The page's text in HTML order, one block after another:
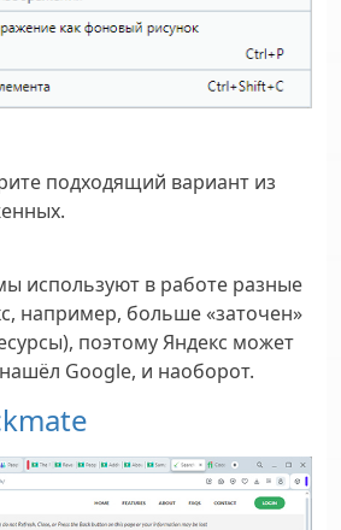
подходящий вариант из
используют в работе разные
например, больше «заточен»
поэтому Яндекс может
Google, и наоборот.